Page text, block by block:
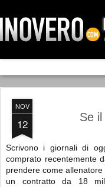
NOV
12 Se
Scrivono i giornali di
comprato recentemente
prendere come
un contratto da 18